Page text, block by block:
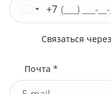
+7
Связаться через
Почта *